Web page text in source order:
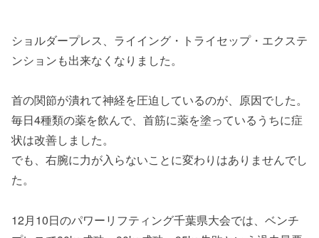
ショルダープレス、ライイング・トライセップ・エクステ
ンションも出来なくなりました。
首の関節が潰れて神経を圧迫しているのが、原因でした。
毎日4種類の薬を飲んで、首筋に薬を塗っているうちに症
状は改善しました。
でも、右腕に力が入らないことに変わりはありませんでし
た。
12月10日のパワーリフティング千葉県大会では、ベンチ